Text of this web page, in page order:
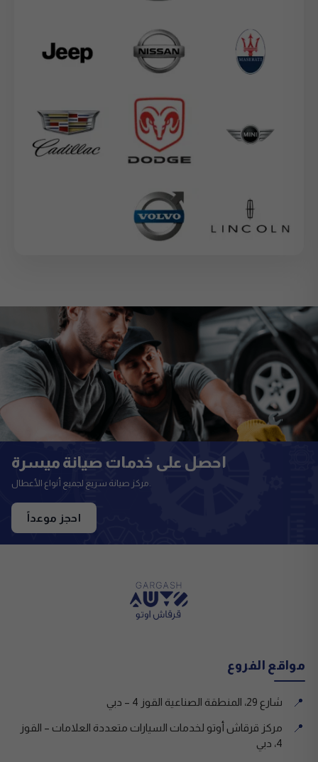
احصل على خدمات صيانة ميسرة
مركز صيانة سريع لجميع أنواع الأعطال.
احجز موعداً
مواقع الفروع
📍 شارع 29، المنطقة الصناعية القوز 4 – دبي
📍
مركز قرقاش أوتو لخدمات السيارات متعددة العلامات – القوز
4، دبي